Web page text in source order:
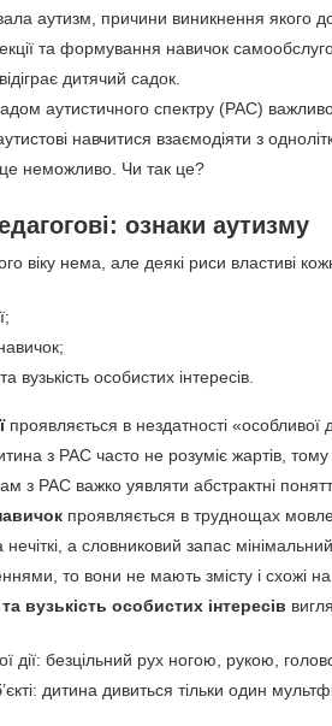
аутизм, причини виникнення якого
та формування навичок
дитячий садок.
аутистичного спектру (РАС)
навчитися взаємодіяти з
неможливо. Чи так це?
ознаки аутизму
віку нема, але деякі риси властиві
вузькість особистих інтересів.
проявляється в нездатності «особливої
з РАС часто не розуміє жартів,
з РАС важко уявляти абстрактні
проявляється в труднощах
а словниковий запас
то вони не мають змісту і схожі на
вузькість особистих інтересів
дії: безцільний рух ногою, рукою,
дитина дивиться тільки один